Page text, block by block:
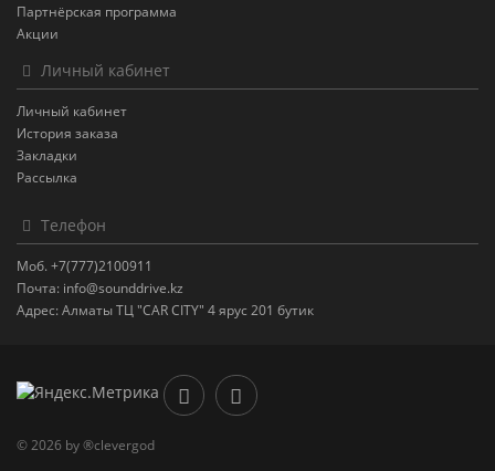
Партнёрская программа
Акции
Личный кабинет
Личный кабинет
История заказа
Закладки
Рассылка
Телефон
Моб. +7(777)2100911
Почта: info@sounddrive.kz
Адрес: Алматы ТЦ "CAR CITY" 4 ярус 201 бутик
© 2026 by ®clevergod